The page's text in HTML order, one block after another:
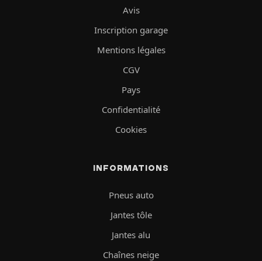
Avis
Inscription garage
Mentions légales
CGV
Pays
Confidentialité
Cookies
INFORMATIONS
Pneus auto
Jantes tôle
Jantes alu
Chaînes neige